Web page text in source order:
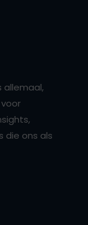
allemaal,
die ons als